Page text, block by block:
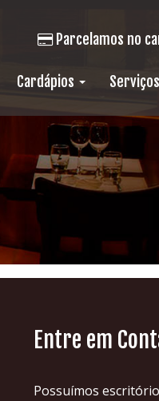
Cardápios Serviços
Parcelamos no
Entre em
Possuímos